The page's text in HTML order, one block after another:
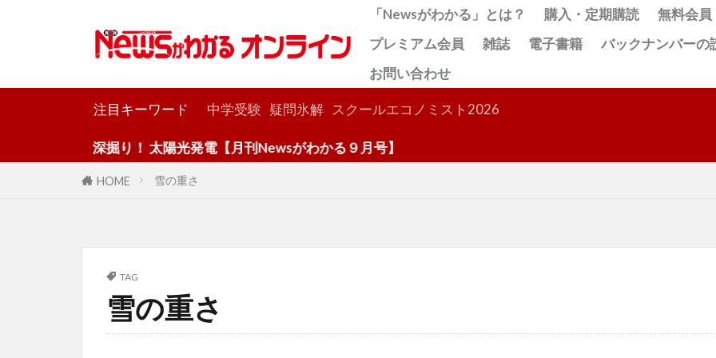
「Newsがわかる」とは？ 購入・定期購読
無料会員
プレミアム会員
雑誌 電子書籍
バックナンバーの
お問い合わせ
注目キーワード 中学受験 疑問氷解 スクールエコノミスト2026
深掘り！ 太陽光発電【月刊Newsがわかる９月号】
HOME 雪の重さ
TAG
雪の重さ
検索